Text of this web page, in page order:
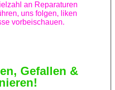
an Reparaturen
uns folgen, liken
vorbeischauen.
Gefallen &